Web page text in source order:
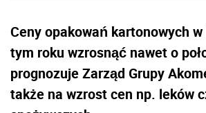
Ceny opakowań kartonowych
tym roku wzrosnąć nawet o
prognozuje Zarząd Grupy
także na wzrost cen np. leków